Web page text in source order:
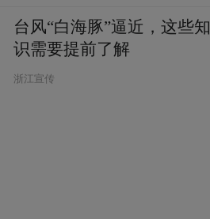
台风“白海豚”逼近，这些知
识需要提前了解
浙江宣传